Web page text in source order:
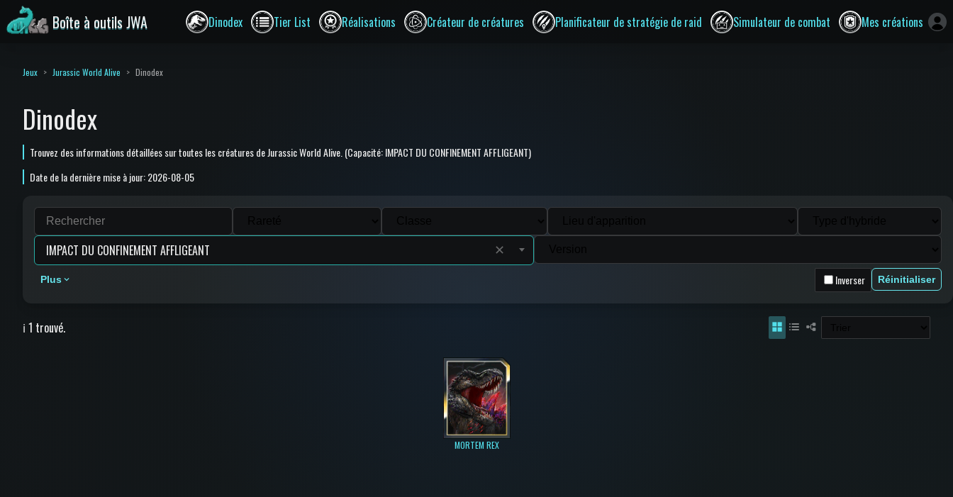
Boîte à outils JWA Dinodex Tier List Réalisations Créateur de créatures Planificateur de stratégie de raid Simulateur de combat Mes créations
Jeux Jurassic World Alive Dinodex
Dinodex
Trouvez des informations détaillées sur toutes les créatures de Jurassic World Alive. (Capacité: IMPACT DU CONFINEMENT AFFLIGEANT)
Date de la dernière mise à jour: 2026-08-05
✕
Plus Inverser Réinitialiser
ℹ️ 1 trouvé.
MORTEM REX